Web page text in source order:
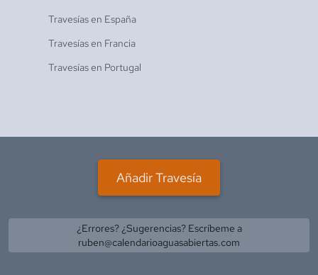
Travesías en España
Travesías en Francia
Travesías en Portugal
Añadir Travesía
¿Errores? ¿Sugerencias? Escríbeme a
ruben@calendarioaguasabiertas.com